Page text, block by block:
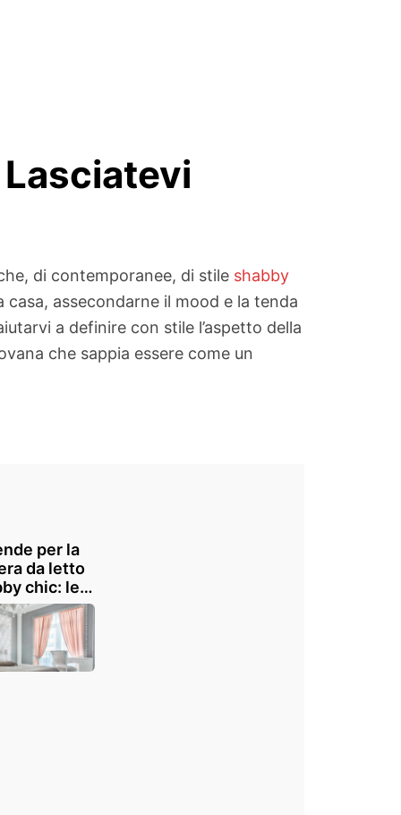
di contemporanee, di stile shabby
assecondarne il mood e la tenda
a definire con stile l’aspetto della
che sappia essere come un
per la
da letto
chic: le
delicate